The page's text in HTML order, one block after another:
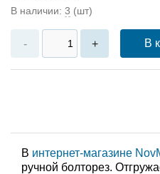
В наличии: 3 (шт)
- + В
В интернет-магазине
ручной болторез.